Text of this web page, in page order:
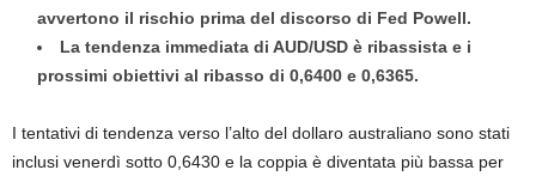
avvertono il rischio prima del discorso di Fed Powell.
La tendenza immediata di AUD/USD è ribassista e i
prossimi obiettivi al ribasso di 0,6400 e 0,6365.
I tentativi di tendenza verso l’alto del dollaro australiano sono stati
inclusi venerdì sotto 0,6430 e la coppia è diventata più bassa per